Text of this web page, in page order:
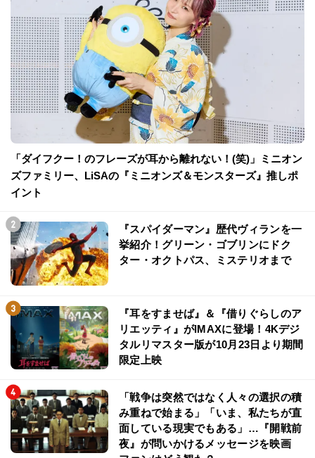
「ダイフクー！のフレーズが耳から離れない！(笑)」ミニオン
ズファミリー、LiSAの『ミニオンズ＆モンスターズ』推しポ
イント
『スパイダーマン』歴代ヴィランを一
挙紹介！グリーン・ゴブリンにドク
ター・オクトパス、ミステリオまで
『耳をすませば』＆『借りぐらしのア
リエッティ』がIMAXに登場！4Kデジ
タルリマスター版が10月23日より期間
限定上映
「戦争は突然ではなく人々の選択の積
み重ねで始まる」「いま、私たちが直
面している現実でもある」…『開戦前
夜』が問いかけるメッセージを映画